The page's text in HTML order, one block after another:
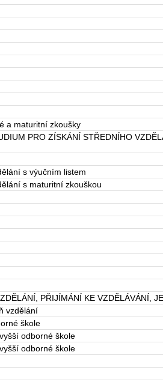
a maturitní zkoušky
PRO ZÍSKÁNÍ STŘEDNÍHO
s výučním listem
s maturitní zkouškou
PŘIJÍMÁNÍ KE VZDĚLÁVÁNÍ,
vzdělání
škole
odborné škole
odborné škole